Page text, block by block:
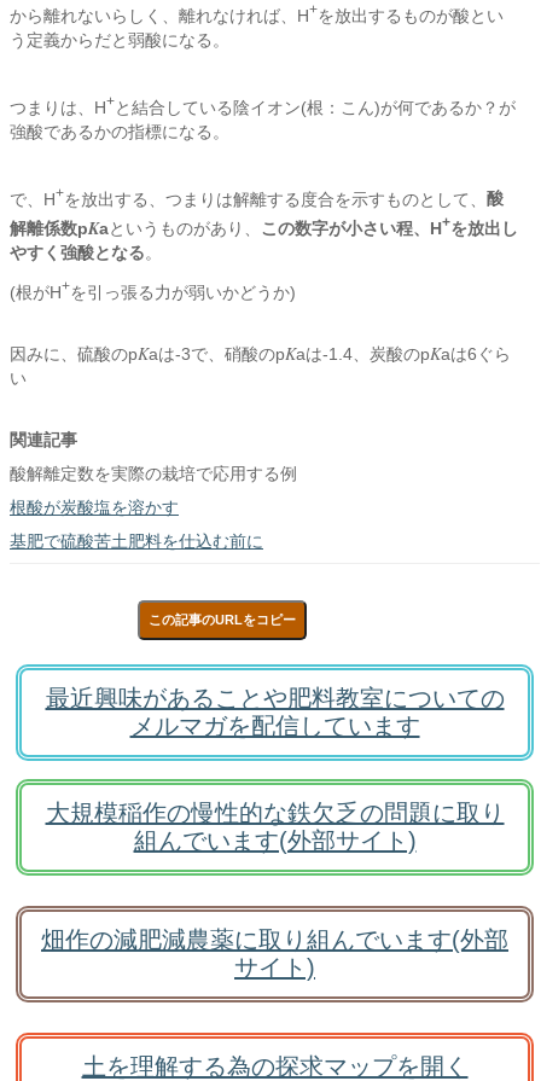
から離れないらしく、離れなければ、H+を放出するものが酸とい
う定義からだと弱酸になる。
つまりは、H+と結合している陰イオン(根：こん)が何であるか？が
強酸であるかの指標になる。
で、H+を放出する、つまりは解離する度合を示すものとして、 酸
解離係数pKaというものがあり、 この数字が小さい程、H+を放出し
やすく強酸となる。
(根がH+を引っ張る力が弱いかどうか)
因みに、硫酸のpKaは-3で、硝酸のpKaは-1.4、炭酸のpKaは6ぐら
い
関連記事
酸解離定数を実際の栽培で応用する例
根酸が炭酸塩を溶かす
基肥で硫酸苦土肥料を仕込む前に
この記事のURLをコピー
最近興味があることや肥料教室についての
メルマガを配信しています
大規模稲作の慢性的な鉄欠乏の問題に取り
組んでいます(外部サイト)
畑作の減肥減農薬に取り組んでいます(外部
サイト)
土を理解する為の探求マップを開く